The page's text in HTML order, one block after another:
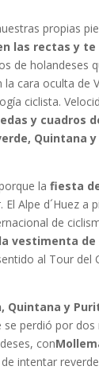
propias
las rectas y te
de holandeses
cara oculta de
ciclista.
y cuadros
Quintana
lafiesta
Alpe d´Huez a
de
vestimenta de
al Tour del
Quintana y
perdió por
con
intentar